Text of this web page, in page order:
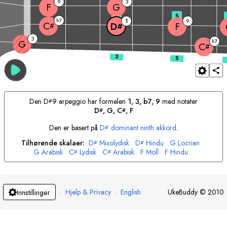
G 3
C#
b7
C#
b7 D# 1 F 9
F G
3 5
Den D#9 arpeggio har formelen 1, 3, b7, 9 med notater
D#, G, C#, F
Den er basert påD# dominant ninth akkord.
Tilhørende skalaer: D# Mixolydisk D# Hindu G Locrian
G Arabisk C# Lydisk C# Arabisk F Moll F Hindu
Innstillinger · Hjelp & Privacy · English UkeBuddy © 2010